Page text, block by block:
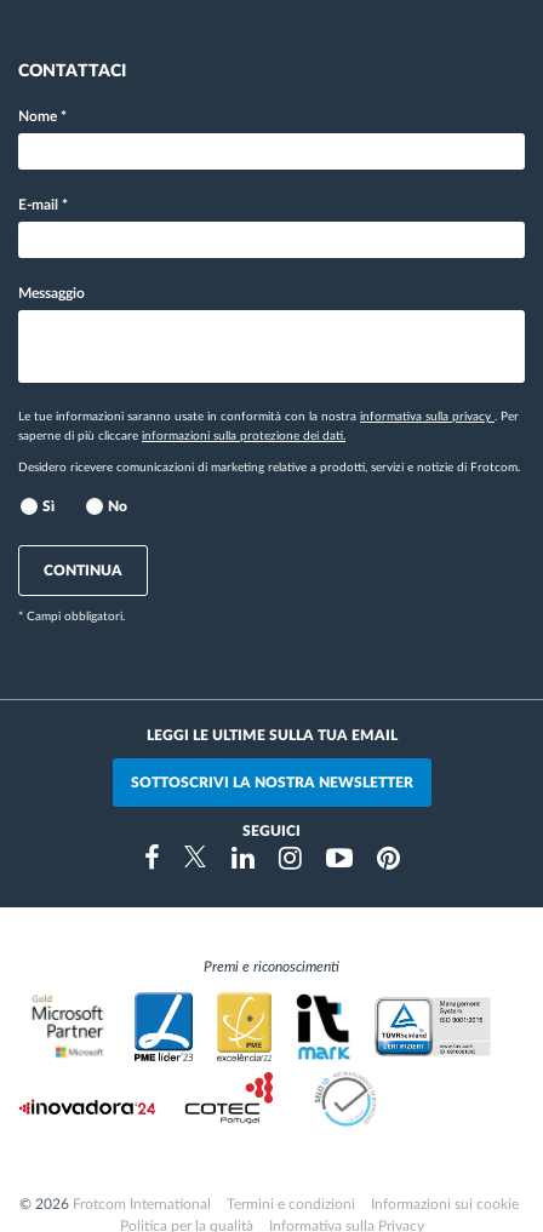
CONTATTACI
Nome *
E-mail *
Messaggio
Le tue informazioni saranno usate in conformità con la nostra informativa sulla privacy . Per
saperne di più cliccare informazioni sulla protezione dei dati.
Desidero ricevere comunicazioni di marketing relative a prodotti, servizi e notizie di Frotcom.
Sì No
CONTINUA
* Campi obbligatori.
LEGGI LE ULTIME SULLA TUA EMAIL
SOTTOSCRIVI LA NOSTRA NEWSLETTER
SEGUICI
FacebookTwitterLinkedinInstragramYoutubePinterest
Premi e riconoscimenti
© 2026 Frotcom International Termini e condizioni
Informazioni sui cookie
Politica per la qualità
Informativa sulla Privacy